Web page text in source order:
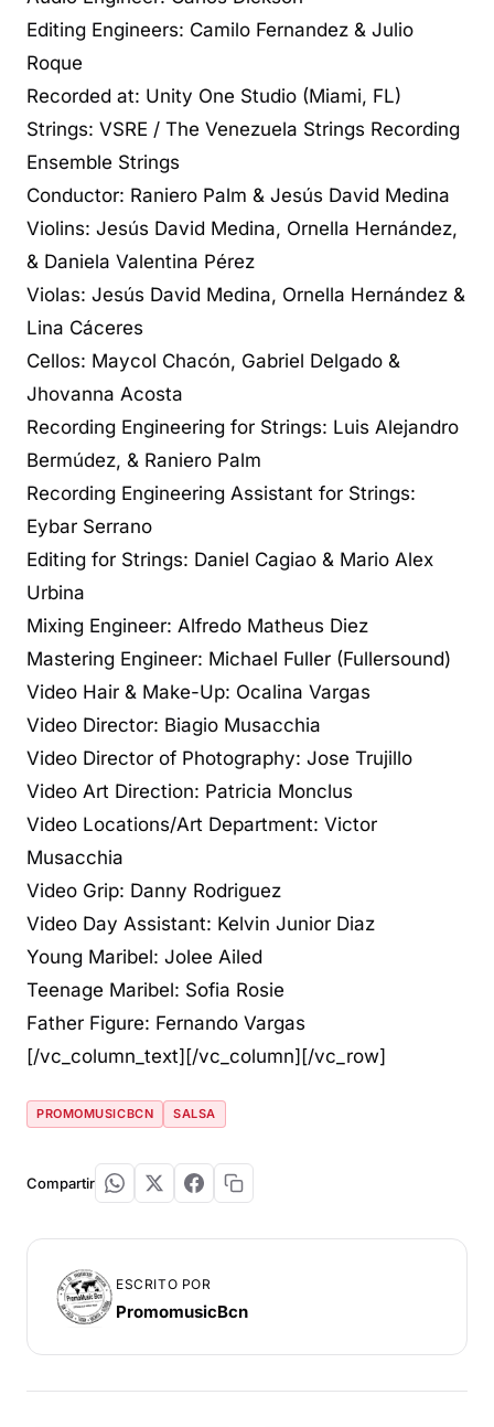
Editing Engineers: Camilo Fernandez & Julio
Roque
Recorded at: Unity One Studio (Miami, FL)
Strings: VSRE / The Venezuela Strings Recording
Ensemble Strings
Conductor: Raniero Palm & Jesús David Medina
Violins: Jesús David Medina, Ornella Hernández,
& Daniela Valentina Pérez
Violas: Jesús David Medina, Ornella Hernández &
Lina Cáceres
Cellos: Maycol Chacón, Gabriel Delgado &
Jhovanna Acosta
Recording Engineering for Strings: Luis Alejandro
Bermúdez, & Raniero Palm
Recording Engineering Assistant for Strings:
Eybar Serrano
Editing for Strings: Daniel Cagiao & Mario Alex
Urbina
Mixing Engineer: Alfredo Matheus Diez
Mastering Engineer: Michael Fuller (Fullersound)
Video Hair & Make-Up: Ocalina Vargas
Video Director: Biagio Musacchia
Video Director of Photography: Jose Trujillo
Video Art Direction: Patricia Monclus
Video Locations/Art Department: Victor
Musacchia
Video Grip: Danny Rodriguez
Video Day Assistant: Kelvin Junior Diaz
Young Maribel: Jolee Ailed
Teenage Maribel: Sofia Rosie
Father Figure: Fernando Vargas
[/vc_column_text][/vc_column][/vc_row]
PROMOMUSICBCN SALSA
Compartir
ESCRITO POR
PromomusicBcn